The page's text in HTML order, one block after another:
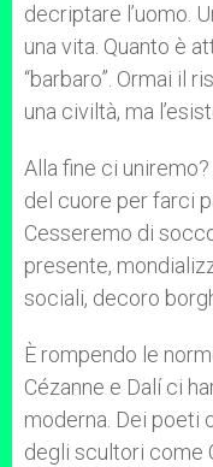
decriptare l’uomo.
una vita. Quanto è
“barbaro”. Ormai il
una civiltà, ma
Alla fine ci
del cuore per farci
Cesseremo di
presente,
sociali, decoro
È rompendo le
Cézanne e Dalí ci
moderna. Dei poeti
degli scultori come